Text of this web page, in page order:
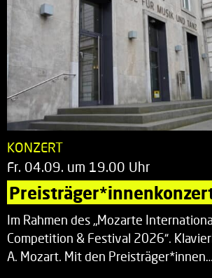
KONZERT
Fr. 04.09. um 19.00 Uhr
Im Rahmen des „Mozarte
Competition & Festival 2026“.
A. Mozart. Mit den Preisträger*innen…